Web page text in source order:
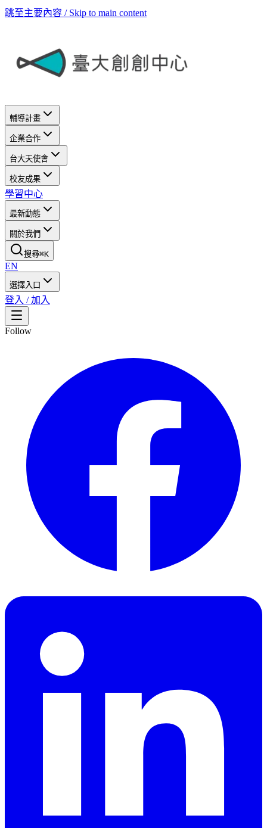
跳至主要內容 / Skip to main content
輔導計畫
企業合作
台大天使會
校友成果
學習中心
最新動態
關於我們
搜尋⌘K
EN
選擇入口
登入 / 加入
Follow